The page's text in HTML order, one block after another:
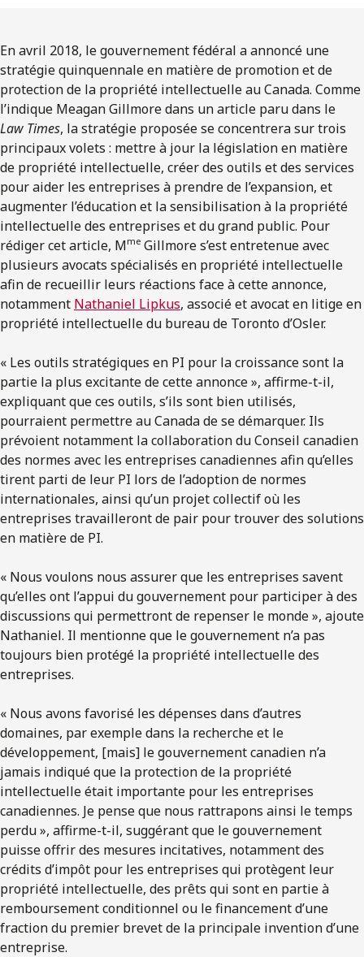
En avril 2018, le gouvernement fédéral a annoncé une
stratégie quinquennale en matière de promotion et de
protection de la propriété intellectuelle au Canada. Comme
l’indique Meagan Gillmore dans un article paru dans le
Law Times, la stratégie proposée se concentrera sur trois
principaux volets : mettre à jour la législation en matière
de propriété intellectuelle, créer des outils et des services
pour aider les entreprises à prendre de l’expansion, et
augmenter l’éducation et la sensibilisation à la propriété
intellectuelle des entreprises et du grand public. Pour
rédiger cet article, Mme Gillmore s’est entretenue avec
plusieurs avocats spécialisés en propriété intellectuelle
afin de recueillir leurs réactions face à cette annonce,
notamment Nathaniel Lipkus, associé et avocat en litige en
propriété intellectuelle du bureau de Toronto d’Osler.
« Les outils stratégiques en PI pour la croissance sont la
partie la plus excitante de cette annonce », affirme-t-il,
expliquant que ces outils, s’ils sont bien utilisés,
pourraient permettre au Canada de se démarquer. Ils
prévoient notamment la collaboration du Conseil canadien
des normes avec les entreprises canadiennes afin qu’elles
tirent parti de leur PI lors de l’adoption de normes
internationales, ainsi qu’un projet collectif où les
entreprises travailleront de pair pour trouver des solutions
en matière de PI.
« Nous voulons nous assurer que les entreprises savent
qu’elles ont l’appui du gouvernement pour participer à des
discussions qui permettront de repenser le monde », ajoute
Nathaniel. Il mentionne que le gouvernement n’a pas
toujours bien protégé la propriété intellectuelle des
entreprises.
« Nous avons favorisé les dépenses dans d’autres
domaines, par exemple dans la recherche et le
développement, [mais] le gouvernement canadien n’a
jamais indiqué que la protection de la propriété
intellectuelle était importante pour les entreprises
canadiennes. Je pense que nous rattrapons ainsi le temps
perdu », affirme-t-il, suggérant que le gouvernement
puisse offrir des mesures incitatives, notamment des
crédits d’impôt pour les entreprises qui protègent leur
propriété intellectuelle, des prêts qui sont en partie à
remboursement conditionnel ou le financement d’une
fraction du premier brevet de la principale invention d’une
entreprise.